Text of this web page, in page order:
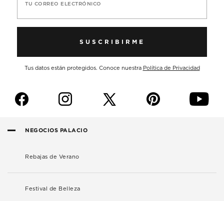
TU CORREO ELECTRÓNICO
SUSCRIBIRME
Tus datos están protegidos. Conoce nuestra Política de Privacidad
f i p y
NEGOCIOS PALACIO
Rebajas de Verano
Festival de Belleza